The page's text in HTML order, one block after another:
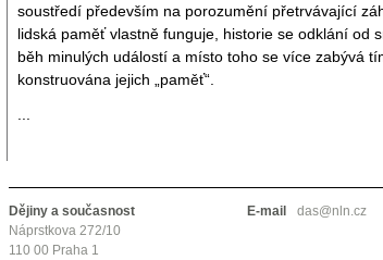
soustředí především na porozumění přetrvávající
lidská paměť vlastně funguje, historie se odklání od
běh minulých událostí a místo toho se více zabývá
konstruována jejich „paměť“.
Dějiny a současnost
Náprstkova 272/10
110 00 Praha 1
E-mail das@nln.cz